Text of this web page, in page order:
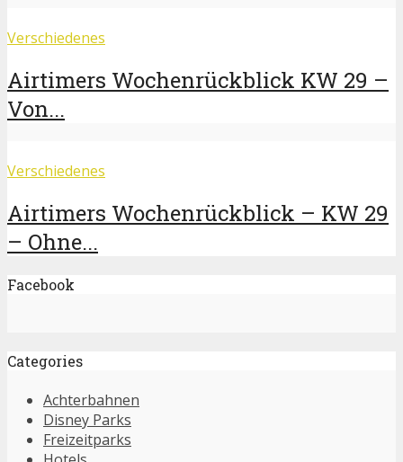
Verschiedenes
Airtimers Wochenrückblick KW 29 –
Von...
Verschiedenes
Airtimers Wochenrückblick – KW 29
– Ohne...
Facebook
Categories
Achterbahnen
Disney Parks
Freizeitparks